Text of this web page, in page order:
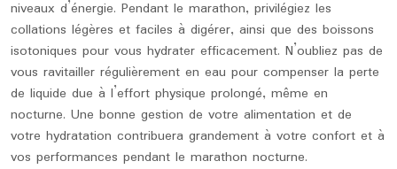
niveaux d’énergie. Pendant le marathon, privilégiez les
collations légères et faciles à digérer, ainsi que des boissons
isotoniques pour vous hydrater efficacement. N’oubliez pas de
vous ravitailler régulièrement en eau pour compenser la perte
de liquide due à l’effort physique prolongé, même en
nocturne. Une bonne gestion de votre alimentation et de
votre hydratation contribuera grandement à votre confort et à
vos performances pendant le marathon nocturne.